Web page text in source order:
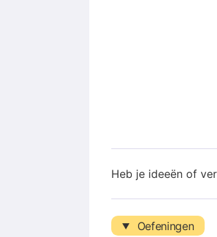
Heb je ideeën of
Oefeningen